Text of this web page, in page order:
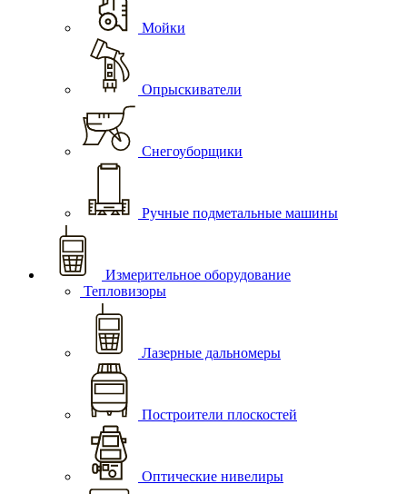
Мойки
Опрыскиватели
Снегоуборщики
Ручные подметальные машины
Измерительное оборудование
Тепловизоры
Лазерные дальномеры
Построители плоскостей
Оптические нивелиры